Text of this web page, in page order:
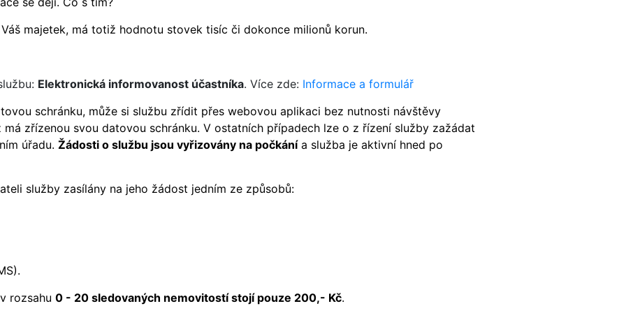
majetek, má totiž hodnotu stovek tisíc či dokonce milionů korun.
Elektronická informovanost účastníka. Více zde: Informace a formulář
schránku, může si službu zřídit přes webovou aplikaci bez nutnosti návštěvy
zřízenou svou datovou schránku. V ostatních případech lze o z řízení služby zažádat
úřadu. Žádosti o službu jsou vyřizovány na počkánía služba je aktivní hned po
služby zasílány na jeho žádost jedním ze způsobů:
rozsahu 0 - 20 sledovaných nemovitostí stojí pouze 200,- Kč.